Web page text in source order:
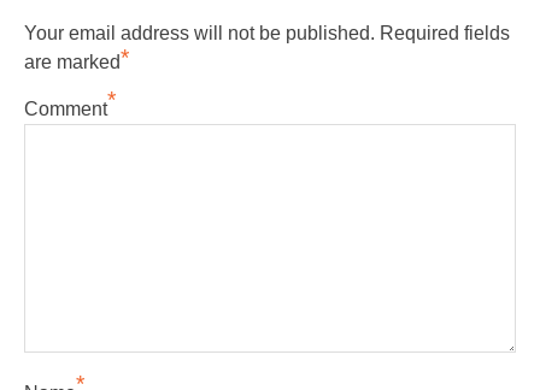
Your email address will not be published. Required fields
are marked*
Comment*
*